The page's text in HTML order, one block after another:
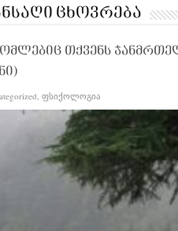
ცხოვრება
რომლებიც თქვენს
, ფსიქოლოგია